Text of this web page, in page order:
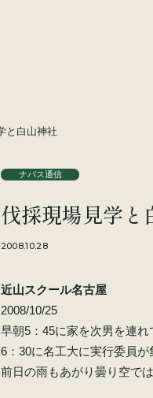
と白山神社
ナパス通信
伐採現場見学と
2008.10.28
近山スクール名古屋
2008/10/25
早朝5：45に家を次男を連れ
6：30に名工大に実行委員
前日の雨もあがり曇り空で
社概要
タッフ紹介